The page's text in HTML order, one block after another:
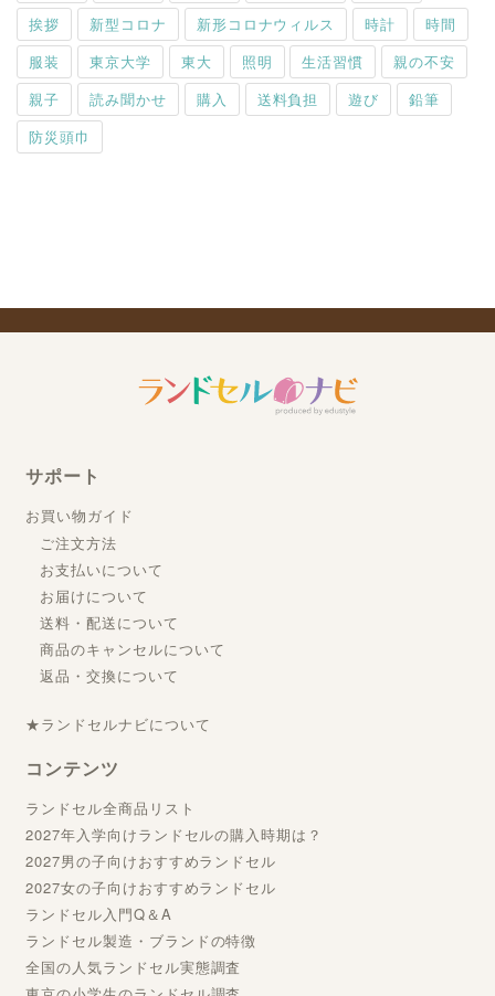
挨拶
新型コロナ 新形コロナウィルス 時計
時間
服装
東京大学 東大 照明 生活習慣
親の不安
親子
読み聞かせ 購入 送料負担 遊び
鉛筆
防災頭巾
サポート
お買い物ガイド
ご注文方法
お支払いについて
お届けについて
送料・配送について
商品のキャンセルについて
返品・交換について
★ランドセルナビについて
コンテンツ
ランドセル全商品リスト
2027年入学向けランドセルの購入時期は？
2027男の子向けおすすめランドセル
2027女の子向けおすすめランドセル
ランドセル入門Q＆A
ランドセル製造・ブランドの特徴
全国の人気ランドセル実態調査